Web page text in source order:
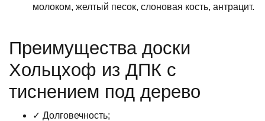
молоком, желтый песок, слоновая кость, антрацит.
Преимущества доски
Хольцхоф из ДПК с
тиснением под дерево
✓ Долговечность;